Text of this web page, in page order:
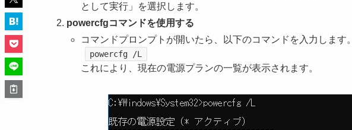
として実行」を選択します。
powercfgコマンドを使用する
コマンドプロンプトが開いたら、以下のコマンドを入力します。
powercfg /L
これにより、現在の電源プランの一覧が表示されます。